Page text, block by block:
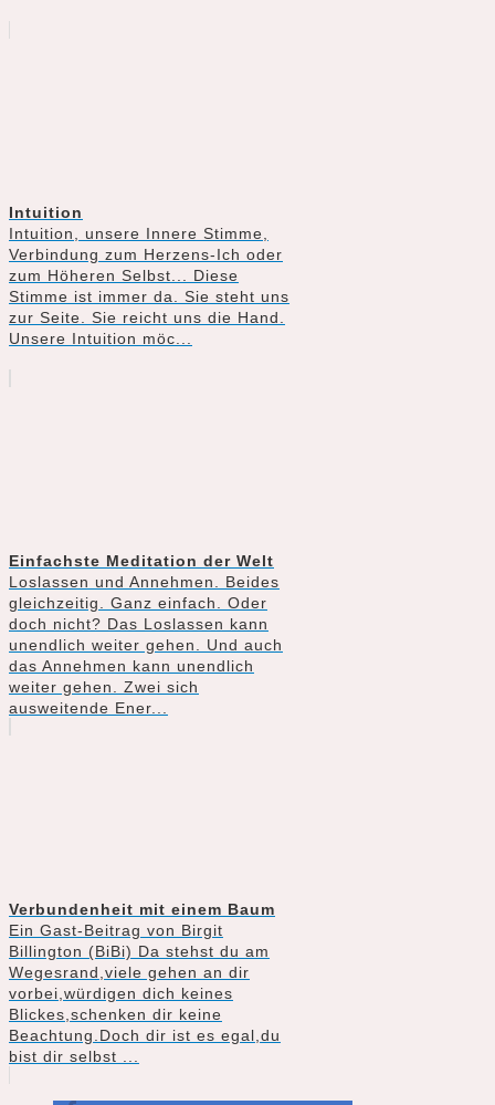
Intuition
Intuition, unsere Innere Stimme,
Verbindung zum Herzens-Ich oder
zum Höheren Selbst... Diese
Stimme ist immer da. Sie steht uns
zur Seite. Sie reicht uns die Hand.
Unsere Intuition möc...
Einfachste Meditation der Welt
Loslassen und Annehmen. Beides
gleichzeitig. Ganz einfach. Oder
doch nicht? Das Loslassen kann
unendlich weiter gehen. Und auch
das Annehmen kann unendlich
weiter gehen. Zwei sich
ausweitende Ener...
Verbundenheit mit einem Baum
Ein Gast-Beitrag von Birgit
Billington (BiBi) Da stehst du am
Wegesrand,viele gehen an dir
vorbei,würdigen dich keines
Blickes,schenken dir keine
Beachtung.Doch dir ist es egal,du
bist dir selbst ...